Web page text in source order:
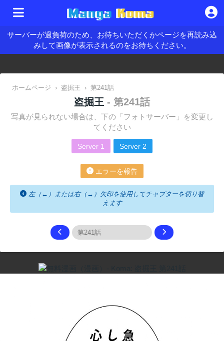
サーバーが過負荷のため、お待ちいただくかページを再読み込
みして画像が表示されるのをお待ちください。
ホームページ › 盗掘王 › 第241話
盗掘王 - 第241話
写真が見られない場合は、下の「フォトサーバー」を変更し
てください
Server 1 Server 2
エラーを報告
左（←）または右（→）矢印を使用してチャプターを切り替
えます